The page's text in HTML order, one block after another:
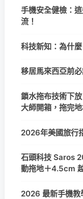
手機安全健檢：
流！
科技新知：為什
移居馬來西亞前
鎖水拖布技術下
大師開箱，拖完
2026年美國旅行
石頭科技 Saros
動拖地＋4.5cm
2026 最新手機